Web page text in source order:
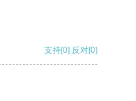
支持[0] 反对[0]